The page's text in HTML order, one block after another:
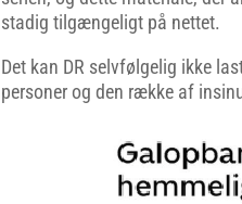
stadig tilgængeligt på nettet.
Det kan DR selvfølgelig ikke
personer og den række af